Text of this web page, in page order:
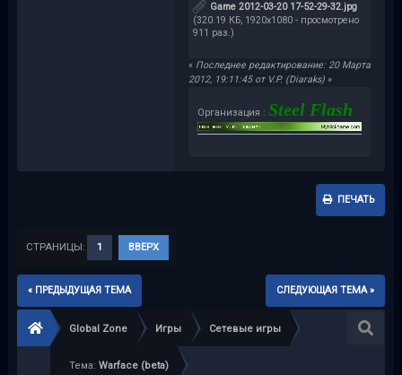
Game 2012-03-20 17-52-29-32.jpg
(320.19 КБ, 1920x1080 - просмотрено
911 раз.)
« Последнее редактирование: 20 Марта
2012, 19:11:45 от V.P. (Diaraks)»
Организация : Steel Flash
ПЕЧАТЬ
СТРАНИЦЫ: 1 ВВЕРХ
« ПРЕДЫДУЩАЯ ТЕМА СЛЕДУЮЩАЯ ТЕМА »
Global Zone Игры Сетевые игры
Тема:Warface (beta)